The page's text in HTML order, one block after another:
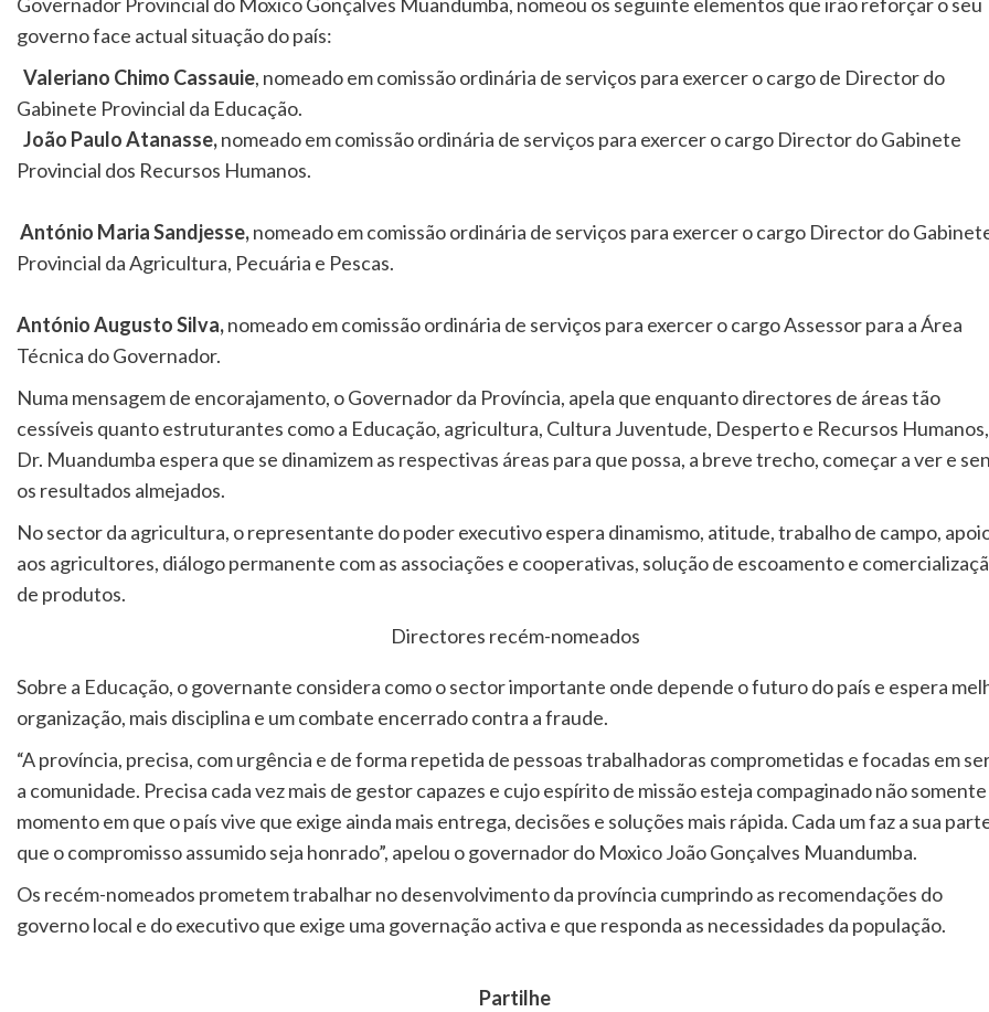
governo face actual situação do país:
Valeriano Chimo Cassauie, nomeado em comissão ordinária de serviços para exercer o cargo de Director do
Gabinete Provincial da Educação.
João Paulo Atanasse,nomeado em comissão ordinária de serviços para exercer o cargo Director do Gabinete
Provincial dos Recursos Humanos.
António Maria Sandjesse,nomeado em comissão ordinária de serviços para exercer o cargo Director do
Provincial da Agricultura, Pecuária e Pescas.
António Augusto Silva,nomeado em comissão ordinária de serviços para exercer o cargo Assessor para a Área
Técnica do Governador.
Numa mensagem de encorajamento, o Governador da Província, apela que enquanto directores de áreas tão
cessíveis quanto estruturantes como a Educação, agricultura, Cultura Juventude, Desperto e Recursos Humanos,
Dr. Muandumba espera que se dinamizem as respectivas áreas para que possa, a breve trecho, começar a ver e
os resultados almejados.
No sector da agricultura, o representante do poder executivo espera dinamismo, atitude, trabalho de campo,
aos agricultores, diálogo permanente com as associações e cooperativas, solução de escoamento e
de produtos.
Directores recém-nomeados
Sobre a Educação, o governante considera como o sector importante onde depende o futuro do país e espera
organização, mais disciplina e um combate encerrado contra a fraude.
“A província, precisa, com urgência e de forma repetida de pessoas trabalhadoras comprometidas e focadas em
a comunidade. Precisa cada vez mais de gestor capazes e cujo espírito de missão esteja compaginado não
momento em que o país vive que exige ainda mais entrega, decisões e soluções mais rápida. Cada um faz a sua
que o compromisso assumido seja honrado”, apelou o governador do Moxico João Gonçalves Muandumba.
Os recém-nomeados prometem trabalhar no desenvolvimento da província cumprindo as recomendações do
governo local e do executivo que exige uma governação activa e que responda as necessidades da população.
Partilhe